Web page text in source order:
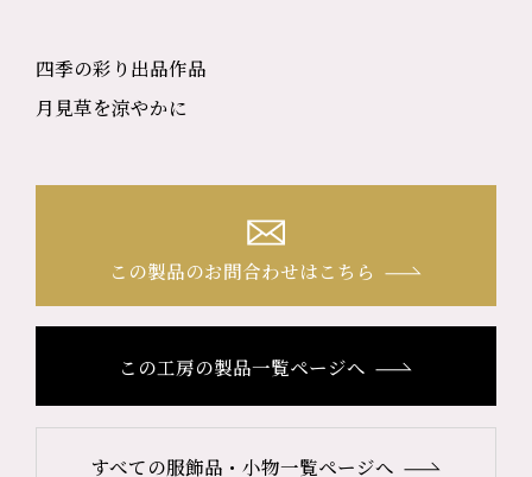
四季の彩り出品作品
月見草を涼やかに
この製品のお問合わせはこちら
この工房の製品一覧ページへ
すべての服飾品・小物一覧ページへ